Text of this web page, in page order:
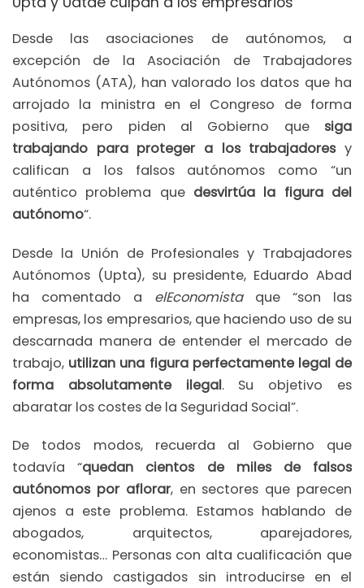
Desde las asociaciones de autónomos, a
excepción de la Asociación de Trabajadores
Autónomos (ATA), han valorado los datos que ha
arrojado la ministra en el Congreso de forma
positiva, pero piden al Gobierno que siga
trabajando para proteger a los trabajadores y
califican a los falsos autónomos como “un
auténtico problema que desvirtúa la figura del
autónomo“.
Desde la Unión de Profesionales y Trabajadores
Autónomos (Upta), su presidente, Eduardo Abad
ha comentado a elEconomistaque “son las
empresas, los empresarios, que haciendo uso de su
descarnada manera de entender el mercado de
trabajo, utilizan una figura perfectamente legal de
forma absolutamente ilegal. Su objetivo es
abaratar los costes de la Seguridad Social”.
De todos modos, recuerda al Gobierno que
todavía “quedan cientos de miles de falsos
autónomos por aflorar, en sectores que parecen
ajenos a este problema. Estamos hablando de
abogados, arquitectos, aparejadores,
economistas… Personas con alta cualificación que
están siendo castigados sin introducirse en el